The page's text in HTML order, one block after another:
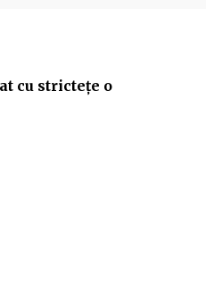
cu stricteţe o